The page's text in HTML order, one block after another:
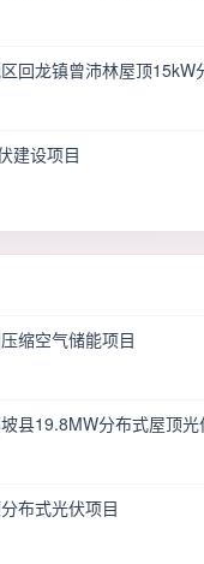
回龙镇曾沛林屋顶15kW
建设项目
缩空气储能项目
县19.8MW分布式屋顶
布式光伏项目